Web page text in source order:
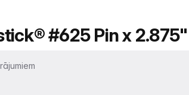
#625 Pin x 2.875"